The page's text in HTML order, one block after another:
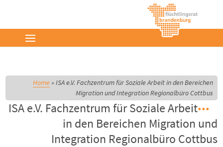
Home»ISA e.V. Fachzentrum für Soziale Arbeit in den Bereichen
Migration und Integration Regionalbüro Cottbus
ISA e.V. Fachzentrum für Soziale Arbeit
in den Bereichen Migration und
Integration Regionalbüro Cottbus